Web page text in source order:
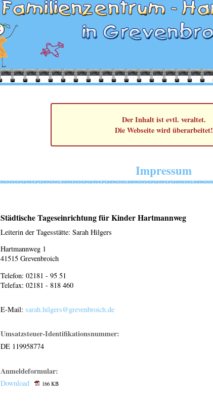
Der Inhalt ist evtl. veraltet.
Die Webseite wird überarbeitet!
Impressum
Städtische Tageseinrichtung für Kinder Hartmannweg
Leiterin der Tagesstätte: Sarah Hilgers
Hartmannweg 1
41515 Grevenbroich
Telefon: 02181 - 95 51
Telefax: 02181 - 818 460
E-Mail: sarah.hilgers@grevenbroich.de
Umsatzsteuer-Identifikationsnummer:
DE 119958774
Anmeldeformular:
Download 166 KB